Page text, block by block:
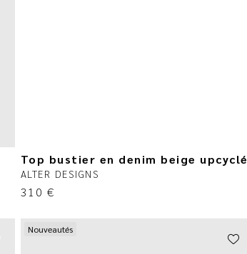
Top bustier en denim beige upcyclé
ALTER DESIGNS
310 €
Nouveautés